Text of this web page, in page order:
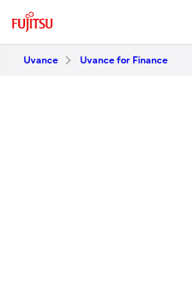
Uvance Uvance for Finance